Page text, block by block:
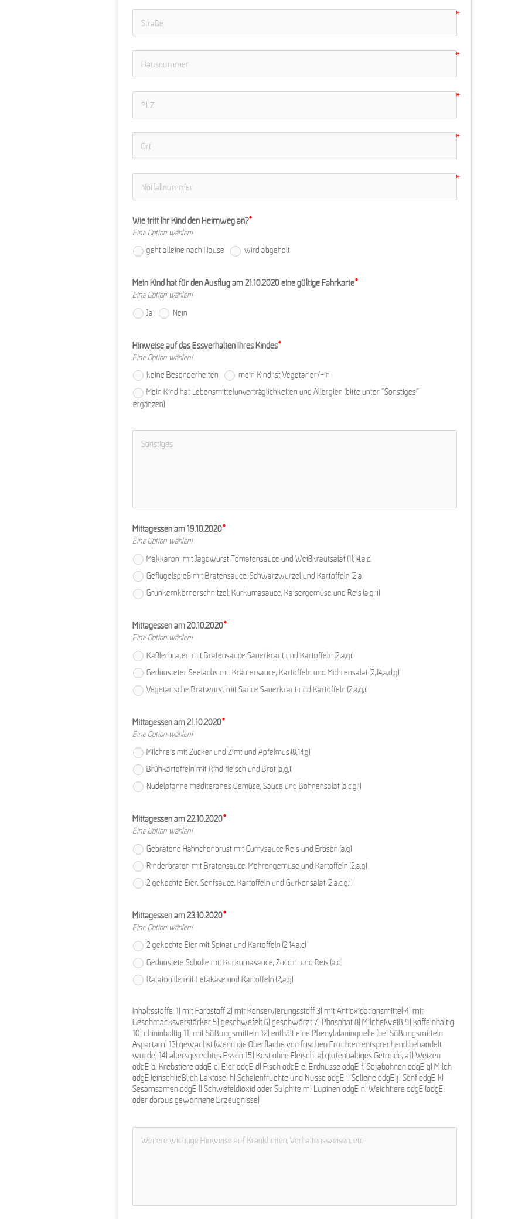
Wie tritt Ihr Kind den Heimweg an?
Eine Option wählen!
geht alleine nach Hause wird abgeholt
Mein Kind hat für den Ausflug am 21.10.2020 eine gültige Fahrkarte
Eine Option wählen!
Ja Nein
Hinweise auf das Essverhalten Ihres Kindes
Eine Option wählen!
keine Besonderheiten
mein Kind ist Vegetarier/-in
Mein Kind hat Lebensmittelunverträglichkeiten und Allergien (bitte unter "Sonstiges"
ergänzen)
Mittagessen am 19.10.2020
Eine Option wählen!
Makkaroni mit Jagd­wurst Tomatensauce und Weißkrautsalat (11,14,a,c)
Geflügelspieß mit Bra­tensauce, Schwarzwurzel und Kartoffeln (2,a)
Grünkernkörnerschnitzel, Kurku­masauce, Kaisergemüse und Reis (a,g,ii)
Mittagessen am 20.10.2020
Eine Option wählen!
Kaßlerbraten mit Bratensauce Sauerkraut und Kartoffeln (2,a,gi)
Gedünsteter Seelachs mit Kräutersauce, Kartoffeln und Möhrensalat (2,14,a,d,g)
Vegetarische Bratwurst mit Sauce Sauerkraut und Kartoffeln (2,a,g,i)
Mittagessen am 21.10.2020
Eine Option wählen!
Milchreis mit Zucker und Zimt und Apfel­mus (8,14,g)
Brühkartoffeln mit Rind­ fleisch und Brot (a,g,i)
Nudelpfanne mediteranes Gemüse, Sauce und Bohnensalat (a,c,g,i)
Mittagessen am 22.10.2020
Eine Option wählen!
Gebratene Hähnchenbrust mit Currysauce Reis und Erbsen (a,g)
Rinderbraten mit Bratensauce, Möhrengemüse und Kartoffeln (2,a,g)
2 gekochte Eier, Senfsauce, Kartoffeln und Gurkensalat (2,a,c,g,i)
Mittagessen am 23.10.2020
Eine Option wählen!
2 gekochte Eier mit Spinat und Kartoffeln (2,14,a,c)
Gedünstete Scholle mit Kurkumasauce, Zuccini und Reis (a,d)
Ratatouille mit Fetakäse und Kartoffeln (2,a,g)
Inhaltsstoffe: 1) mit Farbstoff 2) mit Konservierungsstoff 3) mit Antioxidationsmittel 4) mit
Geschmacksverstärker 5) geschwefelt 6) geschwärzt 7) Phosphat 8) Milcheiweiß 9) koffeinhaltig
10) chininhaltig 11) mit Süßungsmitteln 12) enthält eine Phenylalaninquelle (bei Süßungsmitteln
Aspartam) 13) gewachst (wenn die Oberfläche von frischen Früchten entsprechend behandelt
wurde) 14) altersgerechtes Essen 15) Kost ohne Fleisch  a) glutenhaltiges Getreide, a1) Weizen
odgE b) Krebstiere odgE c) Eier odgE d) Fisch odgE e) Erdnüsse odgE f) Sojabohnen odgE g) Milch
odgE (einschließlich Laktose) h) Schalenfrüchte und Nüsse odgE i) Sellerie odgE j) Senf odgE k)
Sesamsamen odgE l) Schwefeldioxid oder Sulphite m) Lupinen odgE n) Weichtiere odgE (odgE,
oder daraus gewonnene Erzeugnisse)